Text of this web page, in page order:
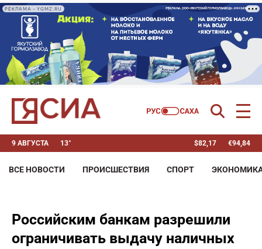
РЕКЛАМА • YGMZ.RU
9 АВГУСТА 13° $82,17 €94,84
ВСЕ НОВОСТИ ПРОИСШЕСТВИЯ СПОРТ
Российским банкам разрешили
ограничивать выдачу наличных